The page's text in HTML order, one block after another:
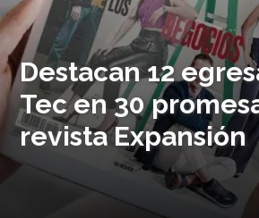
Destacan 12
Tec en 30
revista Expansión